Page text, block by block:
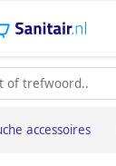
accessoires